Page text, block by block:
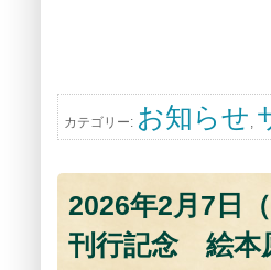
カテゴリー: お知らせ ,
2026年2月7日
刊行記念 絵本